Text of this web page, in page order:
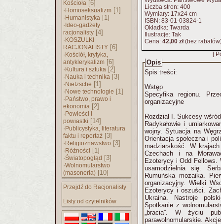
Kościoła [6]
· Homoseksualizm [1]
· Humanistyka [1]
· Ideo-gadżety
racjonalisty [4]
· KOSZULKI
RACJONALISTY [6]
· Kościół, krytyka,
antyklerykalizm [6]
· Kultura i sztuka [2]
· Nauka i technika [3]
· Nietzsche [1]
· Nowe technologie [1]
· Państwo, prawo i
ekonomia [2]
· Powieści i
powiastki [14]
· Publicystyka, literatura
faktu i reportaż [3]
· Religioznawstwo [3]
· Różności [1]
·Światopogląd [3]
·Wolnomularstwo
(masoneria) [10]
Przejdź do Racjonalisty
Listy od czytelników
Liczba stron: 400
Wymiary: 17x24 cm
ISBN: 83-01-03824-1
Okładka: Twarda
Ilustracje: Tak
Cena: 42,00 zł(bez
[
Opis
Spis treści:
Wstęp
Specyfika regionu.
organizacyjne
Rozdział I. Sukcesy
Radykałowie i
wojny. Sytuacja na
Orientacja społeczna i
madziarskość. W
Czechach i na
Ezoterycy i Odd Fellows.
usamodzielnia się.
Rumuńska mozaika.
organizacyjny. Wielki
Ezoterycy i oszuści.
Ukraina. Nastroje
Spotkanie z
„bracia”. W życiu
parawolnomularskie.